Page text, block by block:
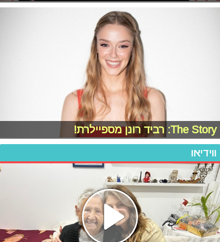
The Story: רביד רונן מספיילרת!
ווידיאו